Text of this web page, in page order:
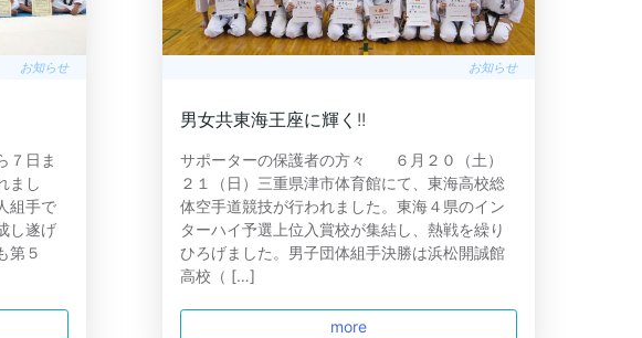
お知らせ
７日ま
まし
手で
し遂げ
第５
お知らせ
男女共東海王座に輝く!!
サポーターの保護者の方々 ６月２０（土）
２１（日）三重県津市体育館にて、東海高校総
体空手道競技が行われました。東海４県のイン
ターハイ予選上位入賞校が集結し、熱戦を繰り
ひろげました。男子団体組手決勝は浜松開誠館
高校（ […]
more